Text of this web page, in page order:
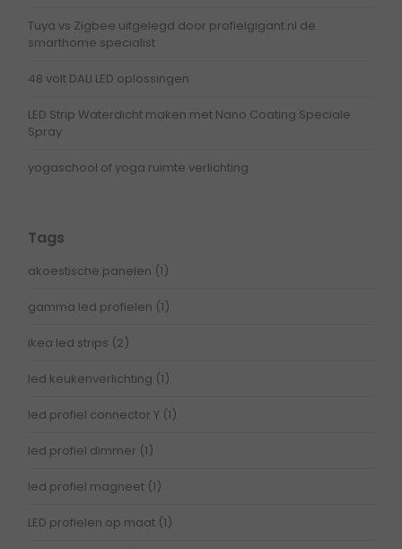
Tuya vs Zigbee uitgelegd door profielgigant.nl de
smarthome specialist
48 volt DALI LED oplossingen
LED Strip Waterdicht maken met Nano Coating Speciale
Spray
yogaschool of yoga ruimte verlichting
Tags
akoestische panelen (1)
gamma led profielen (1)
ikea led strips (2)
led keukenverlichting (1)
led profiel connector Y (1)
led profiel dimmer (1)
led profiel magneet (1)
LED profielen op maat (1)